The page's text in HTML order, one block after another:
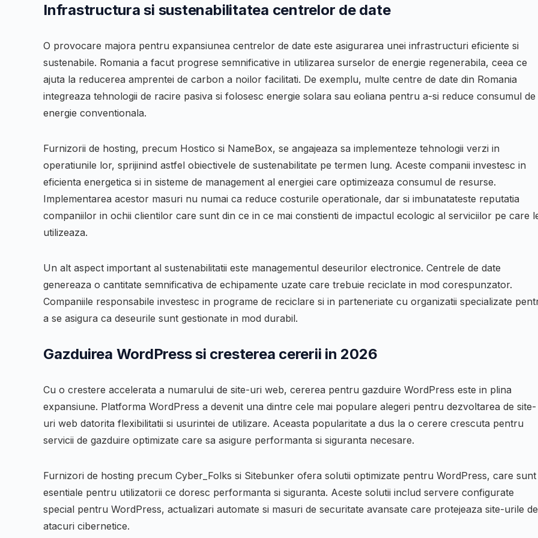
Infrastructura si sustenabilitatea centrelor de date
O provocare majora pentru expansiunea centrelor de date este asigurarea unei infrastructuri eficiente si
sustenabile. Romania a facut progrese semnificative in utilizarea surselor de energie regenerabila, ceea ce
ajuta la reducerea amprentei de carbon a noilor facilitati. De exemplu, multe centre de date din Romania
integreaza tehnologii de racire pasiva si folosesc energie solara sau eoliana pentru a-si reduce consumul de
energie conventionala.
Furnizorii de hosting, precum Hostico si NameBox, se angajeaza sa implementeze tehnologii verzi in
operatiunile lor, sprijinind astfel obiectivele de sustenabilitate pe termen lung. Aceste companii investesc in
eficienta energetica si in sisteme de management al energiei care optimizeaza consumul de resurse.
Implementarea acestor masuri nu numai ca reduce costurile operationale, dar si imbunatateste reputatia
companiilor in ochii clientilor care sunt din ce in ce mai constienti de impactul ecologic al serviciilor pe care
utilizeaza.
Un alt aspect important al sustenabilitatii este managementul deseurilor electronice. Centrele de date
genereaza o cantitate semnificativa de echipamente uzate care trebuie reciclate in mod corespunzator.
Companiile responsabile investesc in programe de reciclare si in parteneriate cu organizatii specializate
a se asigura ca deseurile sunt gestionate in mod durabil.
Gazduirea WordPress si cresterea cererii in 2026
Cu o crestere accelerata a numarului de site-uri web, cererea pentru gazduire WordPress este in plina
expansiune. Platforma WordPress a devenit una dintre cele mai populare alegeri pentru dezvoltarea de site-
uri web datorita flexibilitatii si usurintei de utilizare. Aceasta popularitate a dus la o cerere crescuta pentru
servicii de gazduire optimizate care sa asigure performanta si siguranta necesare.
Furnizori de hosting precum Cyber_Folks si Sitebunker ofera solutii optimizate pentru WordPress, care sunt
esentiale pentru utilizatorii ce doresc performanta si siguranta. Aceste solutii includ servere configurate
special pentru WordPress, actualizari automate si masuri de securitate avansate care protejeaza site-urile de
atacuri cibernetice.